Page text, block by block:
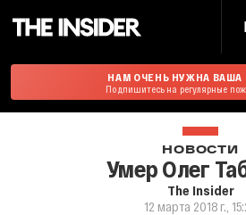
НАМ ОЧЕНЬ НУЖНА
Подпишитесь на регулярные
НОВОСТИ
Умер Олег
The Insider
12 марта 2018 г.,